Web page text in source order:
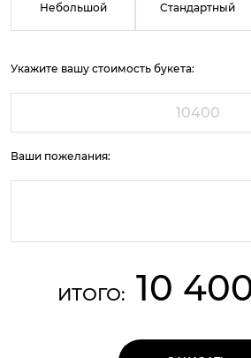
Небольшой Стандартный
Укажите вашу стоимость букета:
Ваши пожелания:
ИТОГО: 10